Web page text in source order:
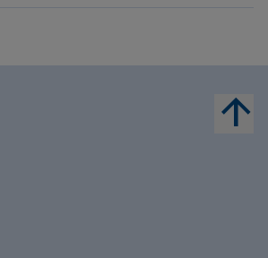
arrow_upward